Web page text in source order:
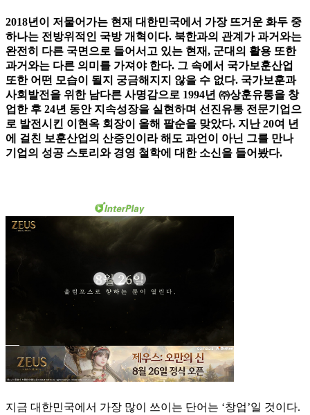
2018년이 저물어가는 현재 대한민국에서 가장 뜨거운 화두 중
하나는 전방위적인 국방 개혁이다. 북한과의 관계가 과거와는
완전히 다른 국면으로 들어서고 있는 현재, 군대의 활용 또한
과거와는 다른 의미를 가져야 한다. 그 속에서 국가보훈산업
또한 어떤 모습이 될지 궁금해지지 않을 수 없다. 국가보훈과
사회발전을 위한 남다른 사명감으로 1994년 ㈜상훈유통을 창
업한 후 24년 동안 지속성장을 실현하며 선진유통 전문기업으
로 발전시킨 이현옥 회장이 올해 팔순을 맞았다. 지난 20여 년
에 걸친 보훈산업의 산증인이라 해도 과언이 아닌 그를 만나
기업의 성공 스토리와 경영 철학에 대한 소신을 들어봤다.
지금 대한민국에서 가장 많이 쓰이는 단어는 ‘창업’일 것이다.